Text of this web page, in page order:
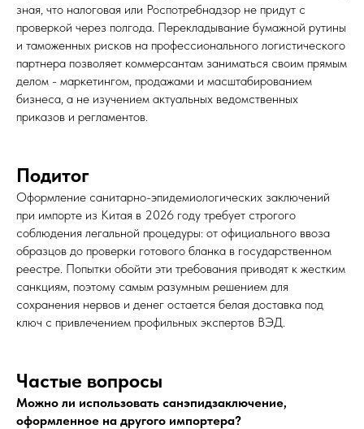
зная, что налоговая или Роспотребнадзор не придут с
проверкой через полгода. Перекладывание бумажной рутины
и таможенных рисков на профессионального логистического
партнера позволяет коммерсантам заниматься своим прямым
делом - маркетингом, продажами и масштабированием
бизнеса, а не изучением актуальных ведомственных
приказов и регламентов.
Подитог
Оформление санитарно-эпидемиологических заключений
при импорте из Китая в 2026 году требует строгого
соблюдения легальной процедуры: от официального ввоза
образцов до проверки готового бланка в государственном
реестре. Попытки обойти эти требования приводят к жестким
санкциям, поэтому самым разумным решением для
сохранения нервов и денег остается белая доставка под
ключ с привлечением профильных экспертов ВЭД.
Частые вопросы
Можно ли использовать санэпидзаключение,
оформленное на другого импортера?